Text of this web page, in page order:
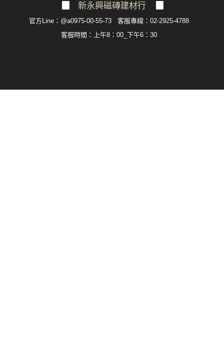
新永興磁磚建材行
官方Line：@a0975-00-55-73 客服專線：02-2925-4788
客服 時間：上午8：00_下午6：30